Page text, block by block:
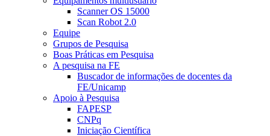
Scanner OS 15000
Scan Robot 2.0
Equipe
Grupos de Pesquisa
Boas Práticas em Pesquisa
A pesquisa na FE
Buscador de informações de docentes da
FE/Unicamp
Apoio à Pesquisa
FAPESP
CNPq
Iniciação Científica